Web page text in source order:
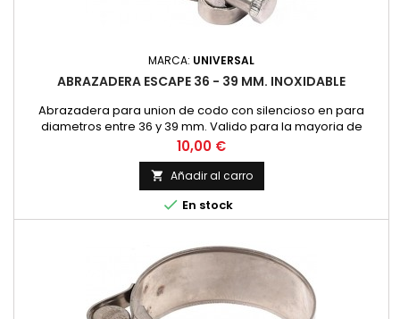
MARCA: UNIVERSAL
ABRAZADERA ESCAPE 36 - 39 MM. INOXIDABLE
Abrazadera para union de codo con silencioso en para
diametros entre 36 y 39 mm. Valido para la mayoria de
modelos de pequeña cilindrada y 4 tiempos. Fabricada en
acero inoxidable con tornillo hexagonal Precio por unidad.
Precio
10,00 €
 Añadir al carro
 En stock